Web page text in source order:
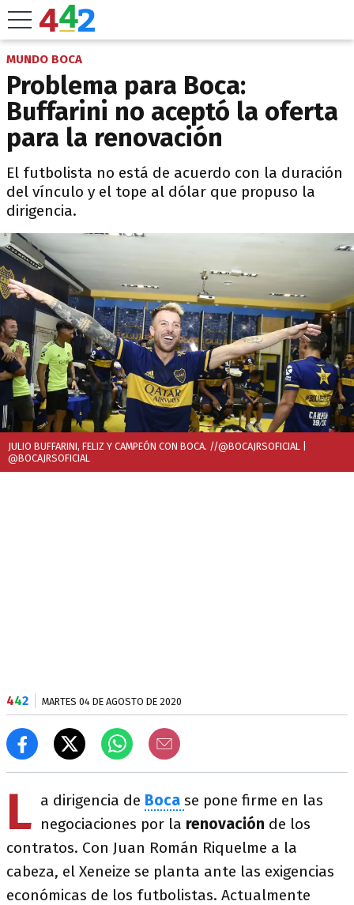
MUNDO BOCA
Problema para Boca:
Buffarini no aceptó la oferta
para la renovación
El futbolista no está de acuerdo con la duración
del vínculo y el tope al dólar que propuso la
dirigencia.
JULIO BUFFARINI, FELIZ Y CAMPEÓN CON BOCA. //@BOCAJRSOFICIAL
@BOCAJRSOFICIAL
442 MARTES 04 DE AGOSTO DE 2020
L a dirigencia de Boca se pone firme en las
negociaciones por la renovación de los
contratos. Con Juan Román Riquelme a la
cabeza, el Xeneize se planta ante las exigencias
económicas de los futbolistas. Actualmente